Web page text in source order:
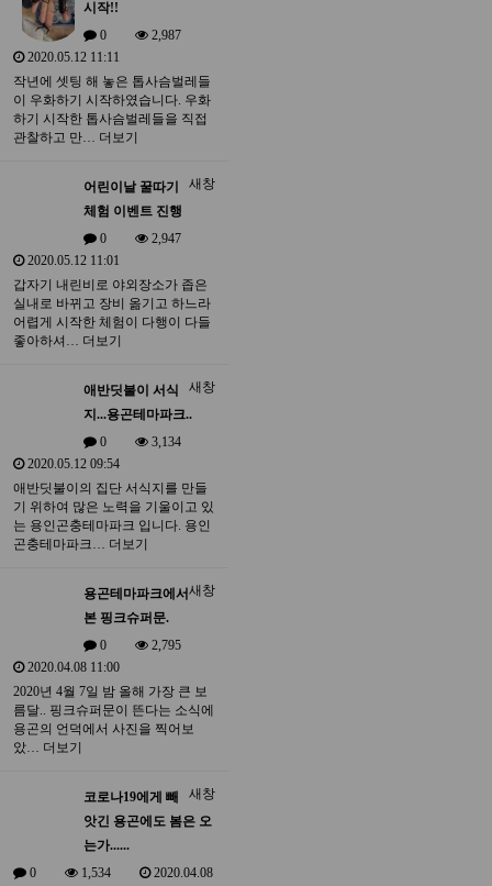
시작!!
0
2,987
2020.05.12 11:11
작년에 셋팅 해 놓은 톱사슴벌레들
이 우화하기 시작하였습니다. 우화
하기 시작한 톱사슴벌레들을 직접
관찰하고 만… 더보기
새창
어린이날 꿀따기
체험 이벤트 진행
0
2,947
2020.05.12 11:01
갑자기 내린비로 야외장소가 좁은
실내로 바뀌고 장비 옮기고 하느라
어렵게 시작한 체험이 다행이 다들
좋아하셔… 더보기
새창
애반딧불이 서식
지...용곤테마파크..
0
3,134
2020.05.12 09:54
애반딧불이의 집단 서식지를 만들
기 위하여 많은 노력을 기울이고 있
는 용인곤충테마파크 입니다. 용인
곤충테마파크… 더보기
새창
용곤테마파크에서
본 핑크슈퍼문.
0
2,795
2020.04.08 11:00
2020년 4월 7일 밤 올해 가장 큰 보
름달.. 핑크슈퍼문이 뜬다는 소식에
용곤의 언덕에서 사진을 찍어보
았… 더보기
새창
코로나19에게 빼
앗긴 용곤에도 봄은 오
는가......
0
1,534
2020.04.08